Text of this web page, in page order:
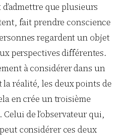
que plusieurs
fait prendre conscience
regardent un objet
perspectives différentes.
à considérer dans un
réalité, les deux points de
en crée un troisième
de l’observateur qui,
considérer ces deux